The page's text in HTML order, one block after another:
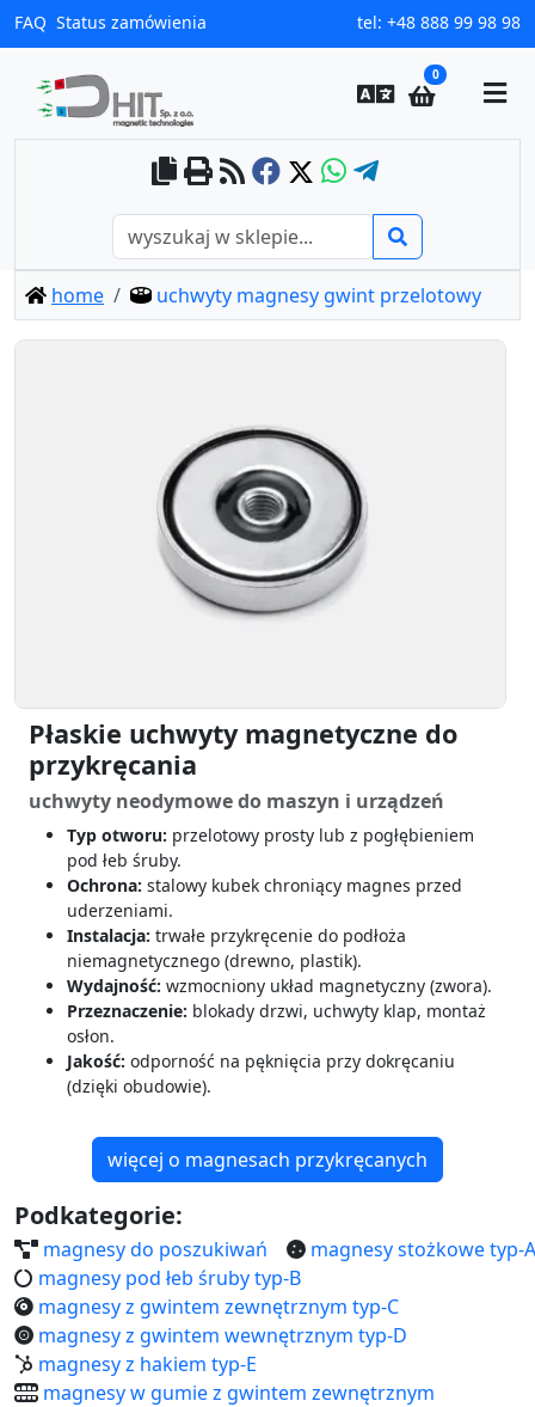
FAQ Status zamówienia tel: +48 888 99 98 98
0
home uchwyty magnesy gwint przelotowy
Płaskie uchwyty magnetyczne do
przykręcania
uchwyty neodymowe do maszyn i urządzeń
Typ otworu: przelotowy prosty lub z pogłębieniem
pod łeb śruby.
Ochrona: stalowy kubek chroniący magnes przed
uderzeniami.
Instalacja: trwałe przykręcenie do podłoża
niemagnetycznego (drewno, plastik).
Wydajność: wzmocniony układ magnetyczny (zwora).
Przeznaczenie: blokady drzwi, uchwyty klap, montaż
osłon.
Jakość: odporność na pęknięcia przy dokręcaniu
(dzięki obudowie).
więcej o magnesach przykręcanych
Podkategorie:
magnesy do poszukiwań
magnesy stożkowe typ-A
magnesy pod łeb śruby typ-B
magnesy z gwintem zewnętrznym typ-C
magnesy z gwintem wewnętrznym typ-D
magnesy z hakiem typ-E
magnesy w gumie z gwintem zewnętrznym